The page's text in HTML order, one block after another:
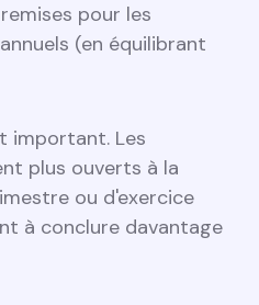
pour les
(en équilibrant
important. Les
plus ouverts à la
ou d'exercice
à conclure davantage